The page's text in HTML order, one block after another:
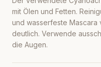
mit Ölen und Fetten.
und wasserfeste
deutlich. Verwende
die Augen.